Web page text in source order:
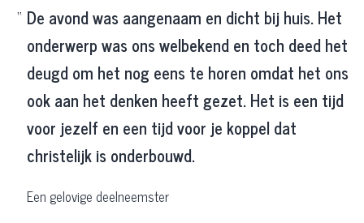
De avond was aangenaam en dicht bij huis. Het
onderwerp was ons welbekend en toch deed het
deugd om het nog eens te horen omdat het ons
ook aan het denken heeft gezet. Het is een tijd
voor jezelf en een tijd voor je koppel dat
christelijk is onderbouwd.
Een gelovige deelneemster